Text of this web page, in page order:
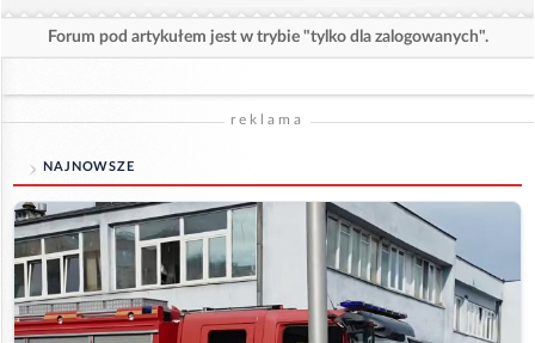
Forum pod artykułem jest w trybie "tylko dla zalogowanych".
reklama
NAJNOWSZE